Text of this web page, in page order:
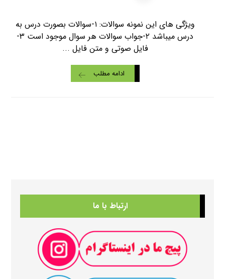
ویژگی های این نمونه سوالات: ۱-سوالات بصورت درس به
درس میباشد ۲-جواب سوالات هر سوال موجود است ۳-
فایل صوتی و متن فایل ...
ادامه مطلب
ارتباط با ما